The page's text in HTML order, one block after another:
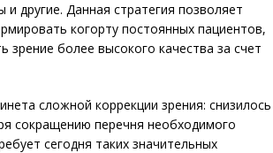
другие. Данная стратегия позволяет
когорту постоянных пациентов,
зрение более высокого качества за счет
сложной коррекции зрения: снизилось
сокращению перечня необходимого
сегодня таких значительных